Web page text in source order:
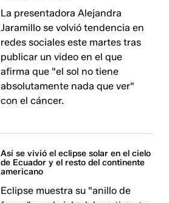
La presentadora Alejandra
Jaramillo se volvió tendencia en
redes sociales este martes tras
publicar un video en el que
afirma que "el sol no tiene
absolutamente nada que ver"
con el cáncer.
Así se vivió el eclipse solar en el cielo
de Ecuador y el resto del continente
americano
Eclipse muestra su "anillo de